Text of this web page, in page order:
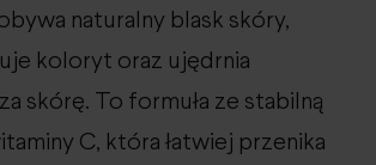
naturalny blask skóry,
koloryt oraz ujędrnia
skórę. To formuła ze stabilną
C, która łatwiej przenika